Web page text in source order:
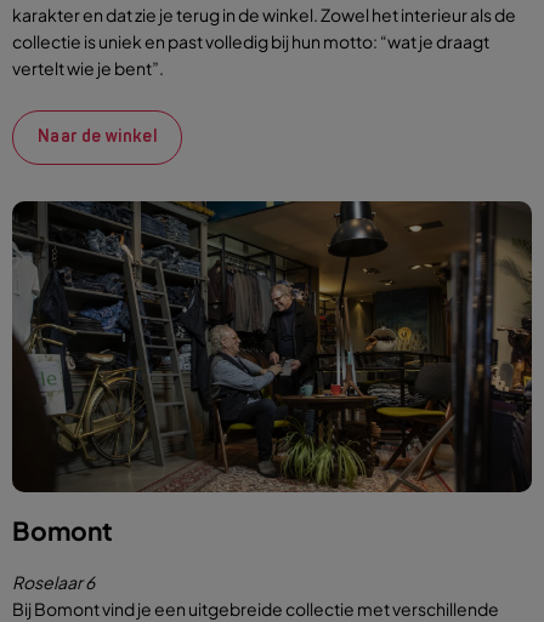
karakter en dat zie je terug in de winkel. Zowel het interieur als de
collectie is uniek en past volledig bij hun motto: “wat je draagt
vertelt wie je bent”.
Naar de winkel
Bomont
Roselaar 6
Bij Bomontvind je een uitgebreide collectie met verschillende